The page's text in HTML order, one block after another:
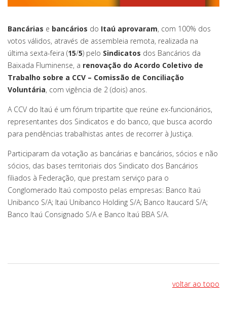
Bancárias e bancários do Itaú aprovaram, com 100% dos
votos válidos, através de assembleia remota, realizada na
última sexta-feira (15/5) pelo Sindicatos dos Bancários da
Baixada Fluminense, a renovação do Acordo Coletivo de
Trabalho sobre a CCV – Comissão de Conciliação
Voluntária, com vigência de 2 (dois) anos.
A CCV do Itaú é um fórum tripartite que reúne ex-funcionários,
representantes dos Sindicatos e do banco, que busca acordo
para pendências trabalhistas antes de recorrer à Justiça.
Participaram da votação as bancárias e bancários, sócios e não
sócios, das bases territoriais dos Sindicato dos Bancários
filiados à Federação, que prestam serviço para o
Conglomerado Itaú composto pelas empresas: Banco Itaú
Unibanco S/A; Itaú Unibanco Holding S/A; Banco Itaucard S/A;
Banco Itaú Consignado S/A e Banco Itaú BBA S/A.
voltar ao topo